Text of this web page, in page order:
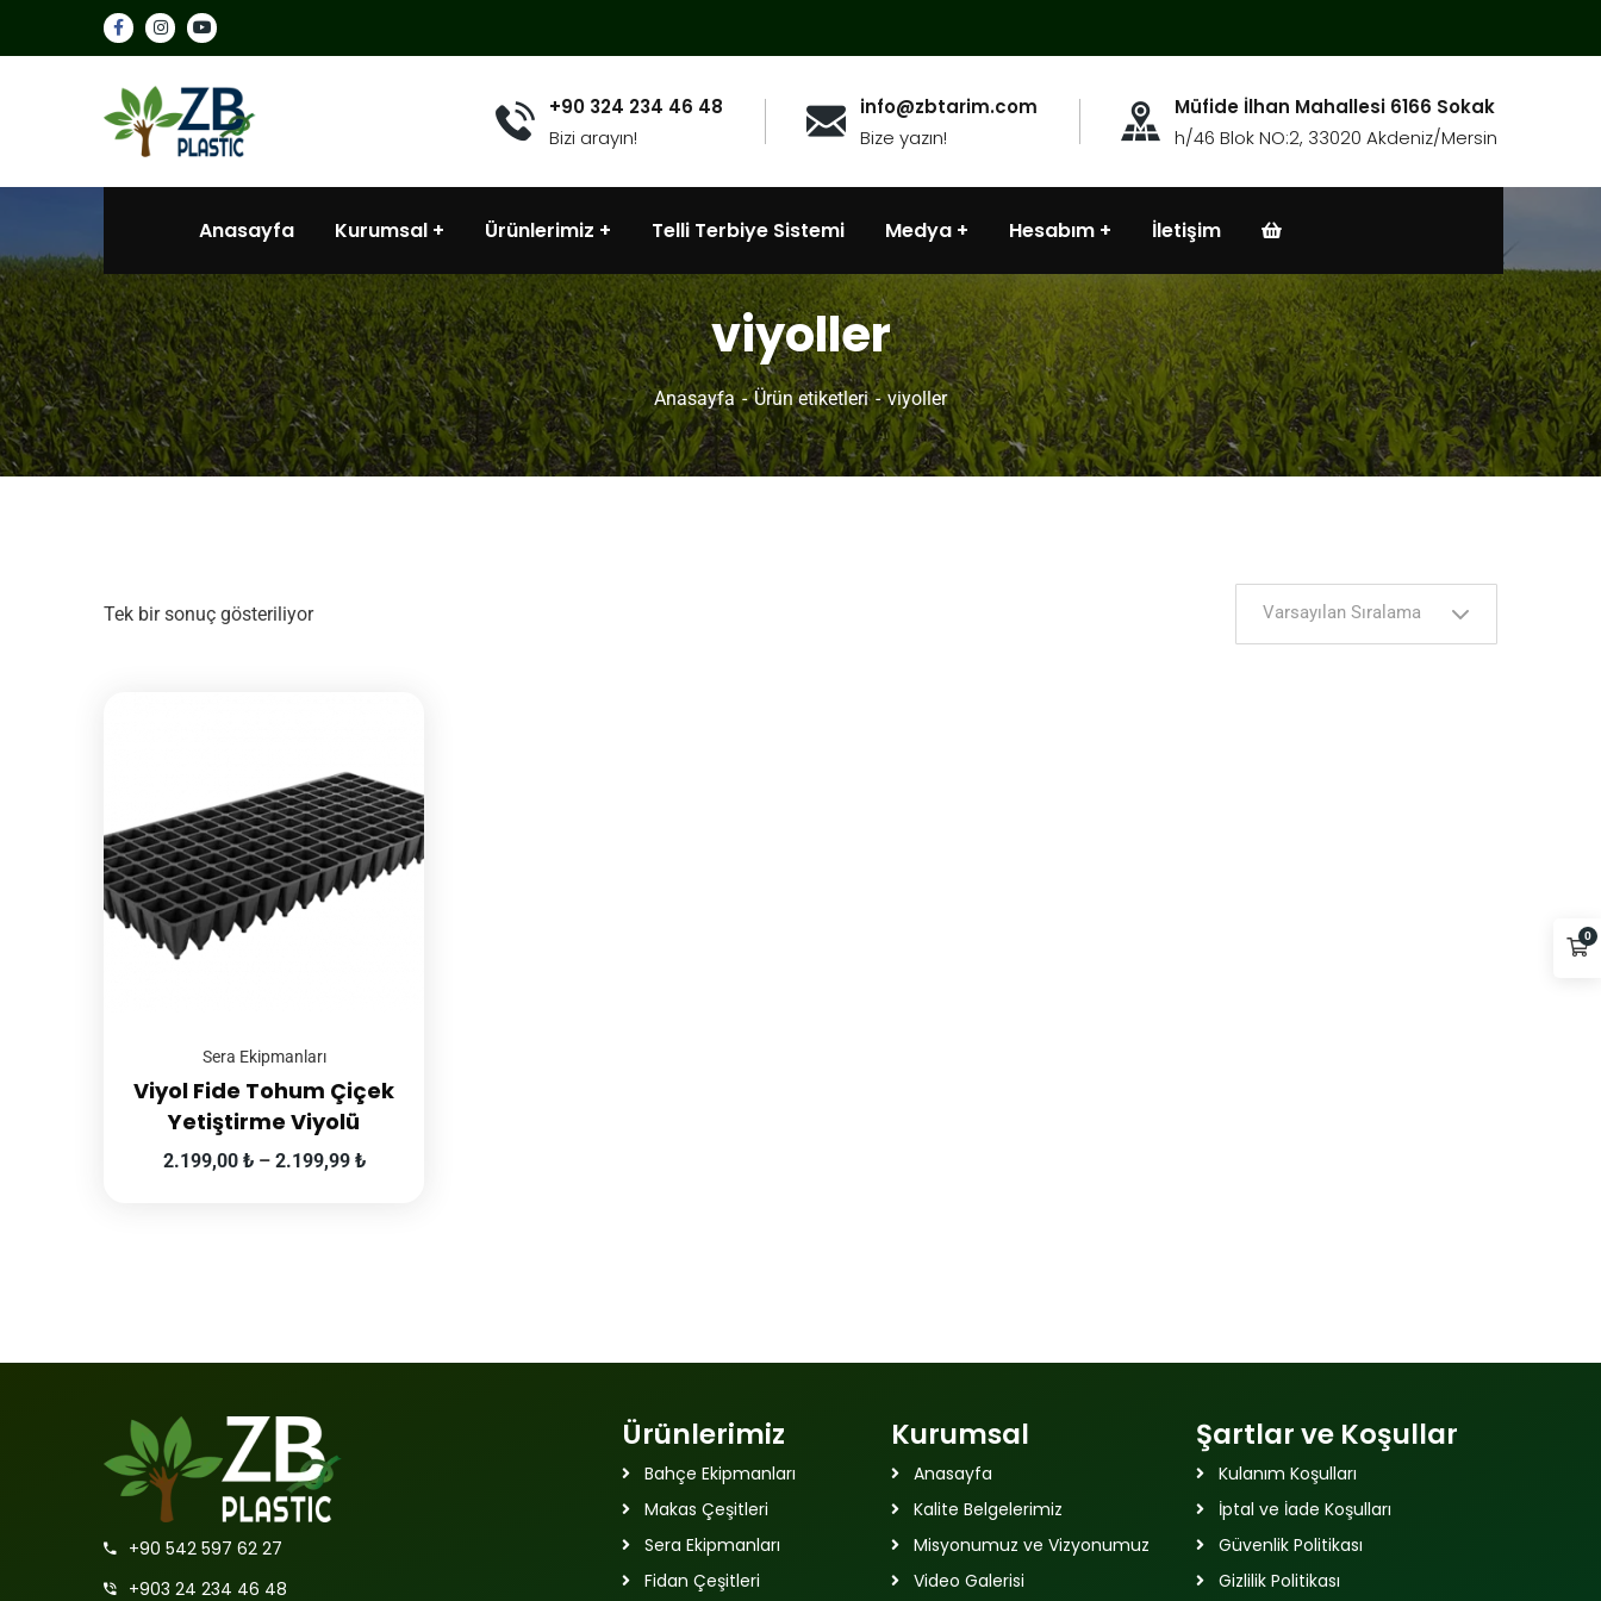
+90 324 234 46 48
Bizi arayın!
info@zbtarim.com
Bize yazın!
Müfide İlhan Mahallesi 6166 Sokak
h/46 Blok NO:2, 33020 Akdeniz/Mersin
Anasayfa Kurumsal Ürünlerimiz Telli Terbiye Sistemi Medya Hesabım İletişim
viyoller
Anasayfa Ürün etiketleri viyoller
Tek bir sonuç gösteriliyor Varsayılan Sıralama
Sera Ekipmanları
Viyol Fide Tohum Çiçek
Yetiştirme Viyolü
2.199,00 ₺ – 2.199,99 ₺
+90 542 597 62 27
+903 24 234 46 48
Ürünlerimiz
Bahçe Ekipmanları
Makas Çeşitleri
Sera Ekipmanları
Fidan Çeşitleri
Kurumsal
Anasayfa
Kalite Belgelerimiz
Misyonumuz ve Vizyonumuz
Video Galerisi
Şartlar ve Koşullar
Kulanım Koşulları
İptal ve İade Koşulları
Güvenlik Politikası
Gizlilik Politikası
0